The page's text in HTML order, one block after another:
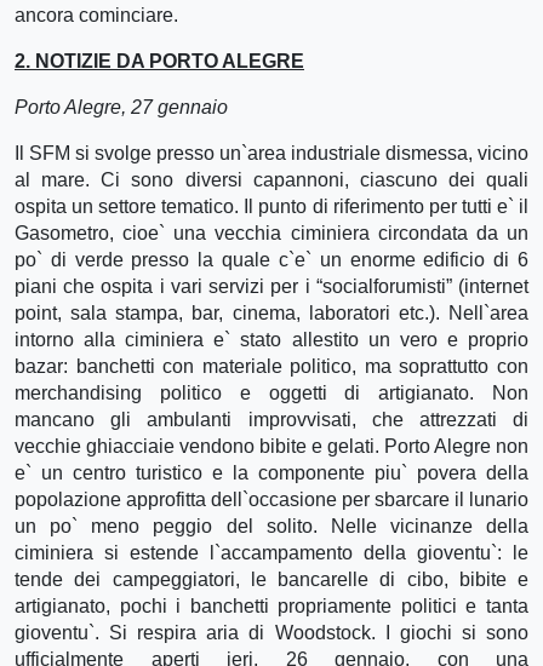
ancora cominciare.
2. NOTIZIE DA PORTO ALEGRE
Porto Alegre, 27 gennaio
Il SFM si svolge presso un`area industriale dismessa, vicino
al mare. Ci sono diversi capannoni, ciascuno dei quali
ospita un settore tematico. Il punto di riferimento per tutti e` il
Gasometro, cioe` una vecchia ciminiera circondata da un
po` di verde presso la quale c`e` un enorme edificio di 6
piani che ospita i vari servizi per i “socialforumisti” (internet
point, sala stampa, bar, cinema, laboratori etc.). Nell`area
intorno alla ciminiera e` stato allestito un vero e proprio
bazar: banchetti con materiale politico, ma soprattutto con
merchandising politico e oggetti di artigianato. Non
mancano gli ambulanti improvvisati, che attrezzati di
vecchie ghiacciaie vendono bibite e gelati. Porto Alegre non
e` un centro turistico e la componente piu` povera della
popolazione approfitta dell`occasione per sbarcare il lunario
un po` meno peggio del solito. Nelle vicinanze della
ciminiera si estende l`accampamento della gioventu`: le
tende dei campeggiatori, le bancarelle di cibo, bibite e
artigianato, pochi i banchetti propriamente politici e tanta
gioventu`. Si respira aria di Woodstock. I giochi si sono
ufficialmente aperti ieri, 26 gennaio, con una